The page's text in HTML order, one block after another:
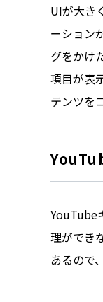
UIが大き
ーション
グをかけ
項目が表
テンツを
YouTube
理ができ
あるので